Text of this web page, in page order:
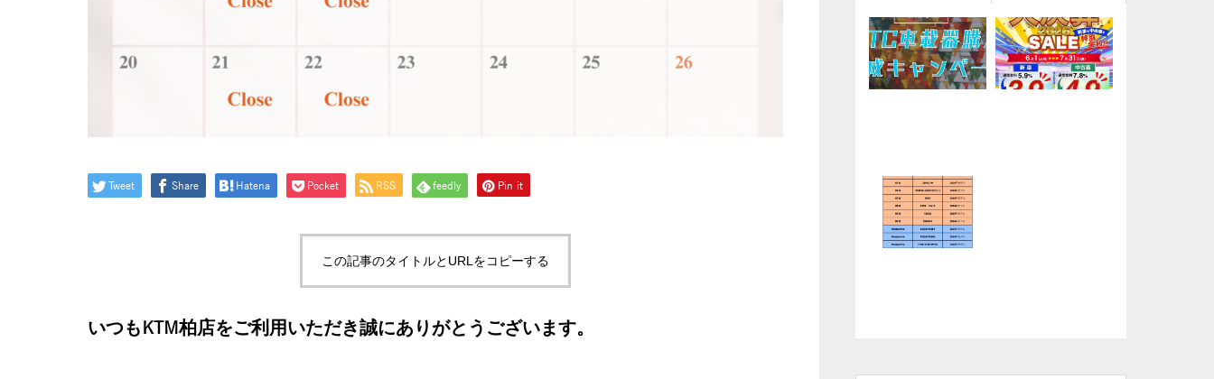
Tweet Share Hatena Pocket RSS feedly Pin it
この記事のタイトルとURLをコピーする
いつもKTM柏店をご利用いただき誠にありがとうございます。
ンペーン2026」
KTM柏 春の大試